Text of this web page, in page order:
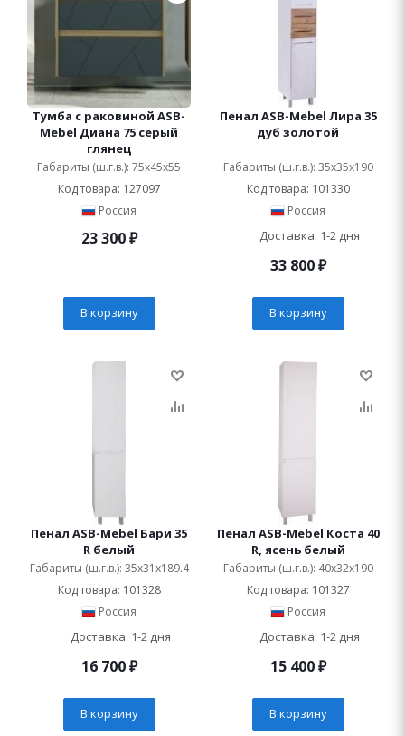
Тумба с раковиной ASB-
Mebel Диана 75 серый
глянец
Габариты (ш.г.в.): 75x45x55
Код товара: 127097
Россия
23 300₽
В корзину
Пенал ASB-Mebel Лира 35
дуб золотой
Габариты (ш.г.в.): 35x35x190
Код товара: 101330
Россия
Доставка: 1-2 дня
33 800₽
В корзину
Пенал ASB-Mebel Бари 35
R белый
Габариты (ш.г.в.): 35x31x189.4
Код товара: 101328
Россия
Доставка: 1-2 дня
16 700₽
В корзину
Пенал ASB-Mebel Коста 40
R, ясень белый
Габариты (ш.г.в.): 40x32x190
Код товара: 101327
Россия
Доставка: 1-2 дня
15 400₽
В корзину